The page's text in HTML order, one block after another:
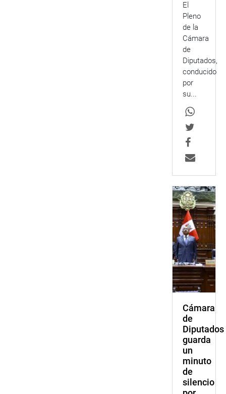
El
Pleno
de la
Cámara
de
Diputados,
conducido
por
su...
Cámara
de
Diputados
guarda
un
minuto
de
silencio